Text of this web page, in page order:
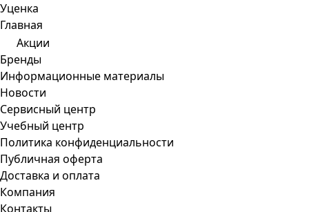
Уценка
Главная
Акции
Бренды
Информационные материалы
Новости
Сервисный центр
Учебный центр
Политика конфиденциальности
Публичная оферта
Доставка и оплата
Компания
Контакты